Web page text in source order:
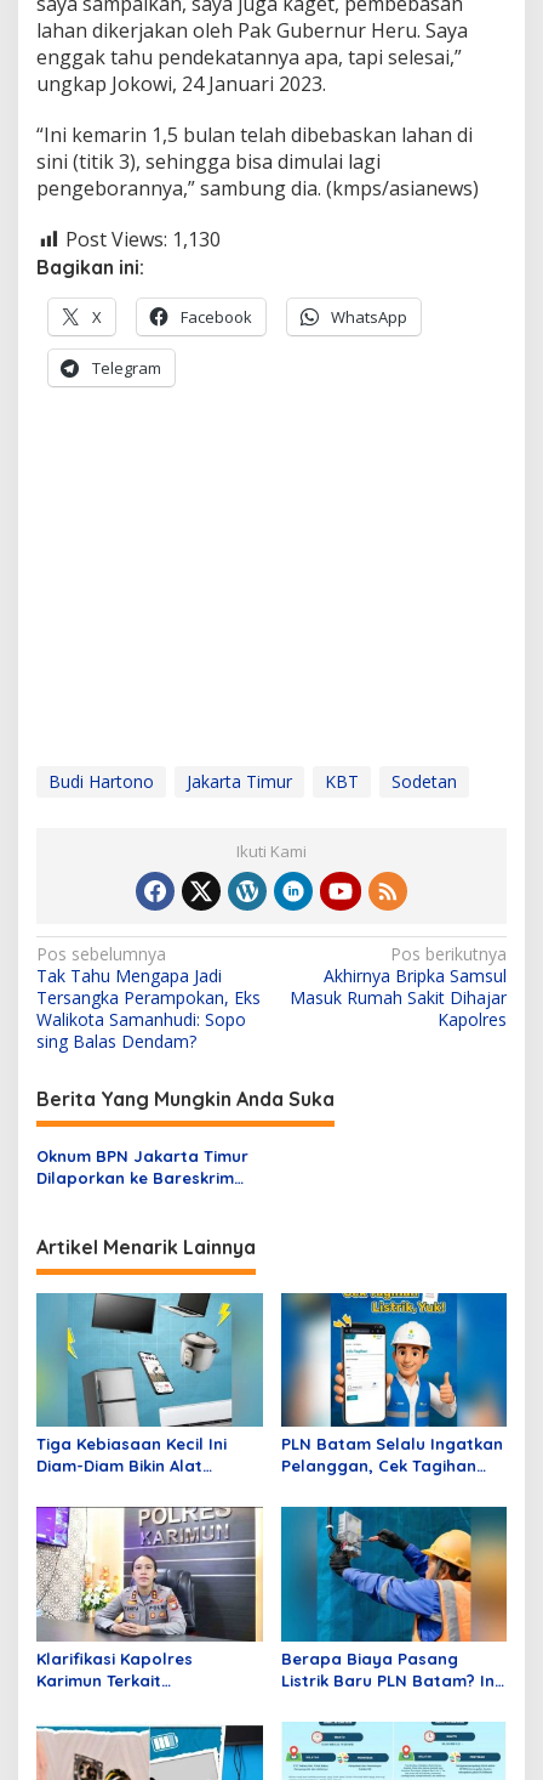
lahan dikerjakan oleh Pak Gubernur Heru. Saya
enggak tahu pendekatannya apa, tapi selesai,”
ungkap Jokowi, 24 Januari 2023.
“Ini kemarin 1,5 bulan telah dibebaskan lahan di
sini (titik 3), sehingga bisa dimulai lagi
pengeborannya,” sambung dia. (kmps/asianews)
Post Views: 1,130
Bagikan ini:
X Facebook WhatsApp
Telegram
Budi Hartono Jakarta Timur KBT Sodetan
Ikuti Kami
N
a
v
i
g
a
s
i
p
o
s
Pos sebelumnya
Tak Tahu Mengapa Jadi
Tersangka Perampokan, Eks
Walikota Samanhudi: Sopo
sing Balas Dendam?
Pos berikutnya
Akhirnya Bripka Samsul
Masuk Rumah Sakit Dihajar
Kapolres
Berita Yang Mungkin Anda Suka
Oknum BPN Jakarta Timur
Dilaporkan ke Bareskrim
Artikel Menarik Lainnya
Tiga Kebiasaan Kecil Ini
Diam-Diam Bikin Alat
PLN Batam Berikan Tips
Mengatasinya
PLN Batam Selalu Ingatkan
Pelanggan, Cek Tagihan
Klarifikasi Kapolres
Karimun Terkait
Tangkap Lepas Tersangka
Penyelewengan BBM
Subsidi di Kundur
Berapa Biaya Pasang
Listrik Baru PLN Batam? Ini